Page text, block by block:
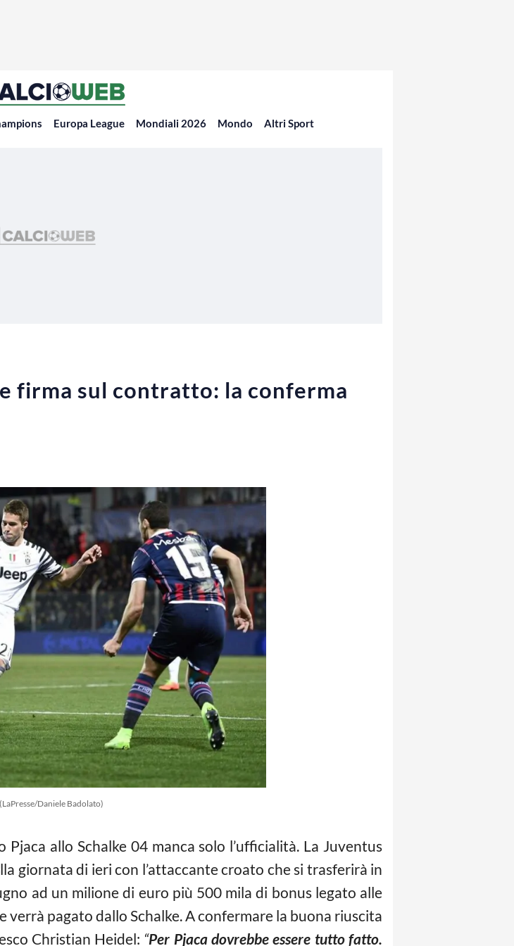
Europa League Mondiali 2026 Mondo Altri Sport
firma sul contratto: la conferma
Daniele Badolato)
Pjaca allo Schalke 04 manca solo l’ufficialità. La Juventus
giornata di ieri con l’attaccante croato che si trasferirà in
ad un milione di euro più 500 mila di bonus legato alle
pagato dallo Schalke. A confermare la buona riuscita
Christian Heidel: “Per Pjaca dovrebbe essere tutto fatto.